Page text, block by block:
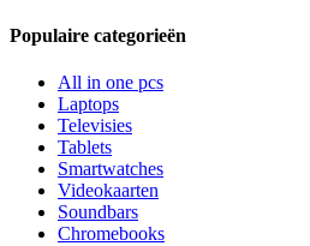
Populaire categorieën
All in one pcs
Laptops
Televisies
Tablets
Smartwatches
Videokaarten
Soundbars
Chromebooks